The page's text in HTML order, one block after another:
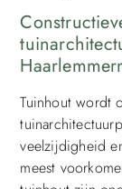
Tuinhout wordt
veelzijdigheid
meest